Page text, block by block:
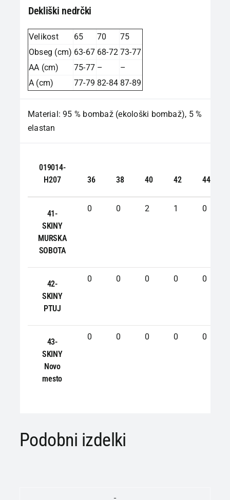
Dekliški nedrčki
Velikost 65 70
75
Obseg (cm) 63-67 68-72 73-77
AA (cm)
75-77 –
–
A (cm)
77-79 82-84 87-89
Material: 95 % bombaž (ekološki bombaž), 5 %
elastan
019014-
H207
36 38 40 42 44
41-
SKINY
MURSKA
SOBOTA
0 0 2 1 0
42-
SKINY
PTUJ
0 0 0 0 0
43-
SKINY
Novo
mesto
0 0 0 0 0
Podobni izdelki